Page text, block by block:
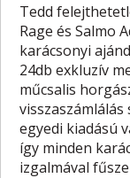
Tedd
Rage és Salmo
karácsonyi
24db exkluzív
műcsalis
egyedi kiadású
így minden
izgalmával